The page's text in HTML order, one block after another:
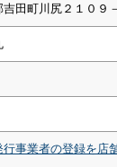
田町川尻２１０９
事業者の登録を店